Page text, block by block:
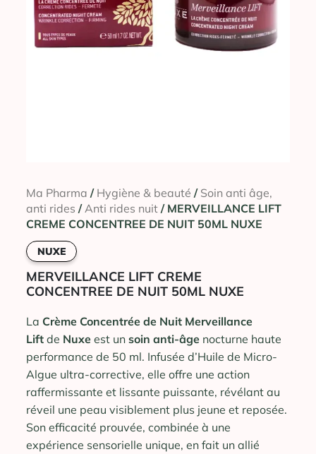
Ma Pharma / Hygiène & beauté / Soin anti âge,
anti rides /Anti rides nuit / MERVEILLANCE LIFT
CREME CONCENTREE DE NUIT 50ML NUXE
NUXE
MERVEILLANCE LIFT CREME
CONCENTREE DE NUIT 50ML NUXE
La Crème Concentrée de Nuit Merveillance
Lift de Nuxe est un soin anti-âge nocturne haute
performance de 50 ml. Infusée d’Huile de Micro-
Algue ultra-corrective, elle offre une action
raffermissante et lissante puissante, révélant au
réveil une peau visiblement plus jeune et reposée.
Son efficacité prouvée, combinée à une
expérience sensorielle unique, en fait un allié